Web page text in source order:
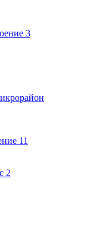
3
11
2